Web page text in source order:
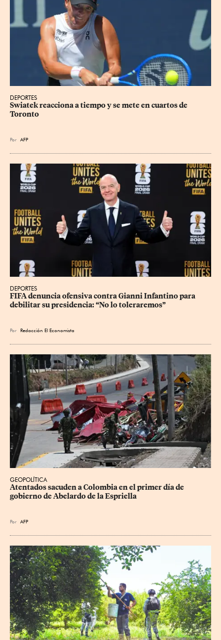
DEPORTES
Swiatek reacciona a tiempo y se mete en cuartos de
Toronto
Por AFP
DEPORTES
FIFA denuncia ofensiva contra Gianni Infantino para
debilitar su presidencia: “No lo toleraremos”
Por Redacción El Economista
GEOPOLÍTICA
Atentados sacuden a Colombia en el primer día de
gobierno de Abelardo de la Espriella
Por AFP